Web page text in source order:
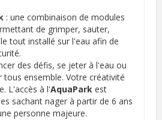
: une combinaison de modules
de grimper, sauter,
tout installé sur l'eau afin de
des défis, se jeter à l'eau ou
tous ensemble. Votre créativité
L'accès à l'AquaPark est
sachant nager à partir de 6 ans
personne majeure.